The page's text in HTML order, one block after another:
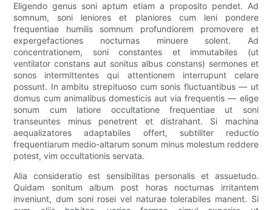
Eligendo genus soni aptum etiam a proposito pendet. Ad
somnum, soni leniores et planiores cum leni pondere
frequentiae humilis somnum profundiorem promovere et
expergefactiones nocturnas minuere solent. Ad
concentrationem, soni constantes et immutabiles (ut
ventilator constans aut sonitus albus constans) sermones et
sonos intermittentes qui attentionem interrupunt celare
possunt. In ambitu strepituoso cum sonis fluctuantibus — ut
domus cum animalibus domesticis aut via frequentis — elige
sonum cum latiore occultatione frequentiae ut soni
transeuntes minus penetrent et distrahant. Si machina
aequalizatores adaptabiles offert, subtiliter reductio
frequentiarum medio-altarum sonum minus molestum reddere
potest, vim occultationis servata.
Alia consideratio est sensibilitas personalis et assuetudo.
Quidam sonitum album post horas nocturnas irritantem
inveniunt, dum soni rosei vel naturae tolerabiles manent. Si